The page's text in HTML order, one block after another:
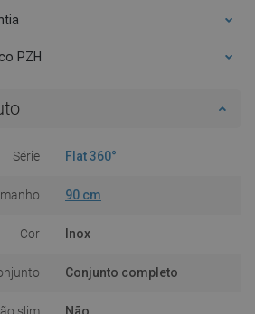
PZH
Série Flat 360°
90 cm
Cor Inox
Conjunto completo
slim Não